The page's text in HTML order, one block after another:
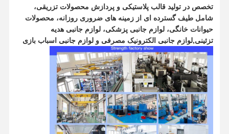
تخصص در تولید قالب پلاستیکی و پردازش محصولات تزریقی،
شامل طیف گسترده ای از زمینه های ضروری روزانه، محصولات
حیوانات خانگی، لوازم جانبی پزشکی، لوازم جانبی هدیه
تزئینی,لوازم جانبی الکترونیک مصرفی و لوازم جانبی اسباب بازی